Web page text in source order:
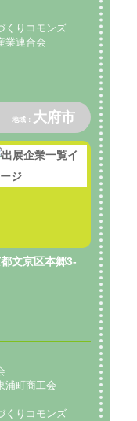
くりコモンズ
業連合会
地域： 大府市
文京区本郷3-
浦町商工会
くりコモンズ